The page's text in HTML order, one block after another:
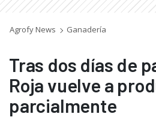
Agrofy News Ganadería
Tras dos días de
Roja vuelve a
parcialmente